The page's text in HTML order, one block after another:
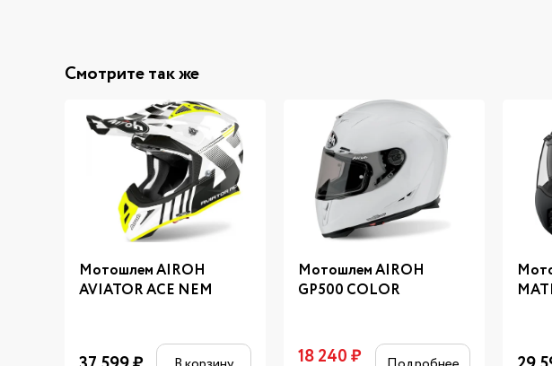
Смотрите так же
Мотошлем AIROH
AVIATOR ACE NEM
Мотошлем AIROH
GP500 COLOR
18 240₽